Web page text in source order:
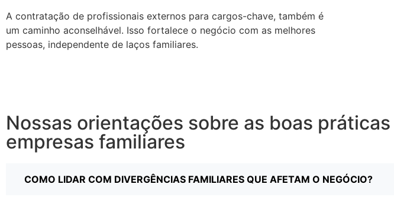
A contratação de profissionais externos para cargos-chave, também é
um caminho aconselhável. Isso fortalece o negócio com as melhores
pessoas, independente de laços familiares.
Nossas orientações sobre as boas
empresas familiares
COMO LIDAR COM DIVERGÊNCIAS FAMILIARES QUE AFETAM O NEGÓCIO?